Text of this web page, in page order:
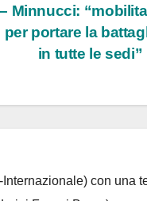
Minnucci:
portare la
in tutte le sedi”
con una